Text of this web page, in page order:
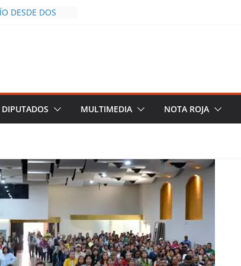
DESDE DOS
AL INFLUENCER
EN
A LAS
TERMINA
DE
DEL PLAN
DIPUTADOS MULTIMEDIA NOTA ROJA